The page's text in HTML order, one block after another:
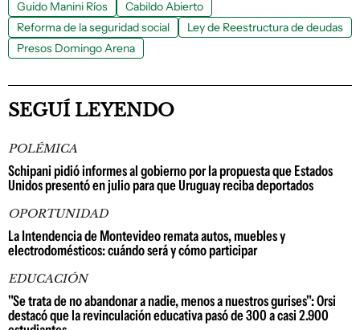
Guido Manini Ríos
Cabildo Abierto
Reforma de la seguridad social
Ley de Reestructura de deudas
Presos Domingo Arena
SEGUÍ LEYENDO
POLÉMICA
Schipani pidió informes al gobierno por la propuesta que Estados
Unidos presentó en julio para que Uruguay reciba deportados
OPORTUNIDAD
La Intendencia de Montevideo remata autos, muebles y
electrodomésticos: cuándo será y cómo participar
EDUCACIÓN
"Se trata de no abandonar a nadie, menos a nuestros gurises": Orsi
destacó que la revinculación educativa pasó de 300 a casi 2.900